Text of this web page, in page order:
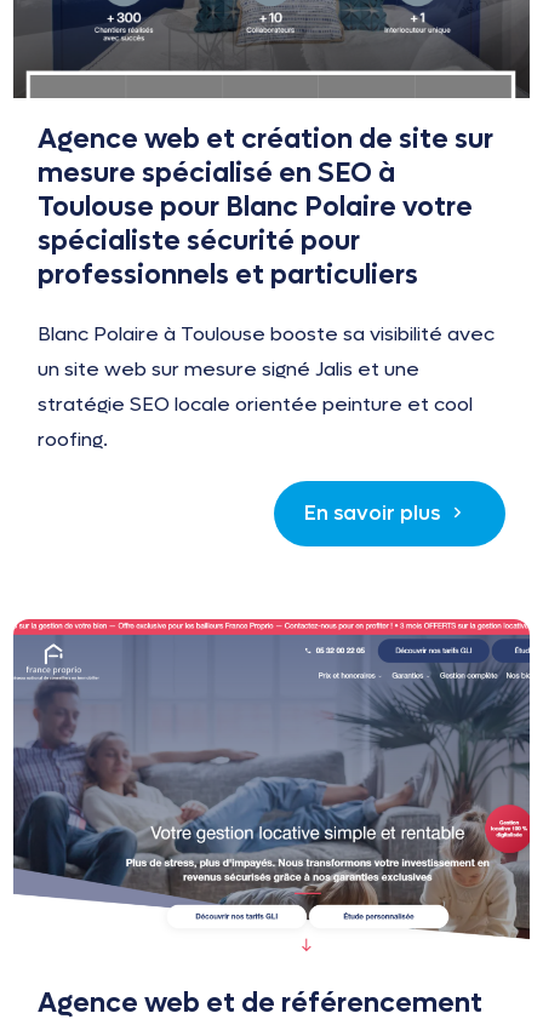
Agence web et création de site sur
mesure spécialisé en SEO à
Toulouse pour Blanc Polaire votre
spécialiste sécurité pour
professionnels et particuliers
Blanc Polaire à Toulouse booste sa visibilité avec
un site web sur mesure signé Jalis et une
stratégie SEO locale orientée peinture et cool
roofing.
En savoir plus
Agence web et de référencement